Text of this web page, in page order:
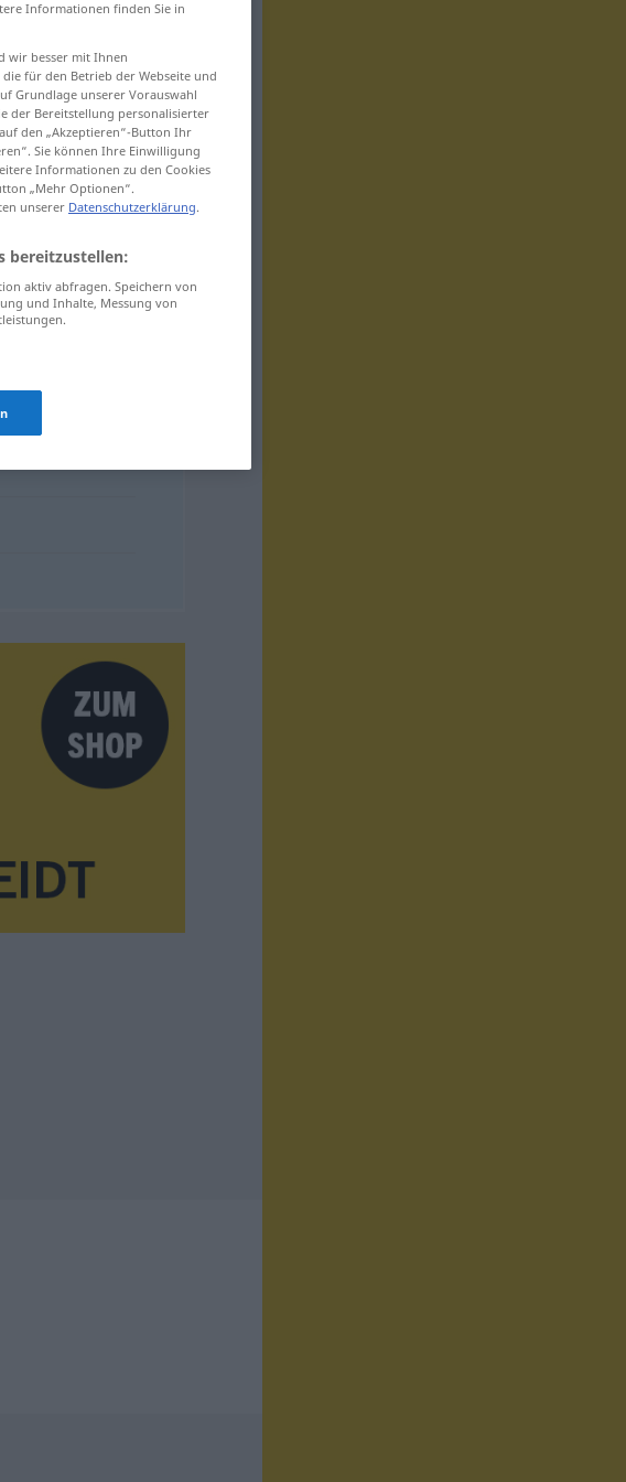
,Gemisch
Informationen finden Sie in
wir besser mit Ihnen
für den Betrieb der Webseite und
Grundlage unserer Vorauswahl
der Bereitstellung personalisierter
den „Akzeptieren“-Button Ihr
Sie können Ihre Einwilligung
Informationen zu den Cookies
„Mehr Optionen“.
unserer Datenschutzerklärung.
bereitzustellen:
aktiv abfragen. Speichern von
und Inhalte, Messung von